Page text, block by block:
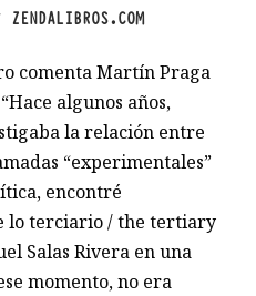
ZENDALIBROS.COM
comenta Martín Praga
algunos años,
la relación entre
“experimentales”
encontré
lo terciario / the tertiary
Salas Rivera en una
momento, no era